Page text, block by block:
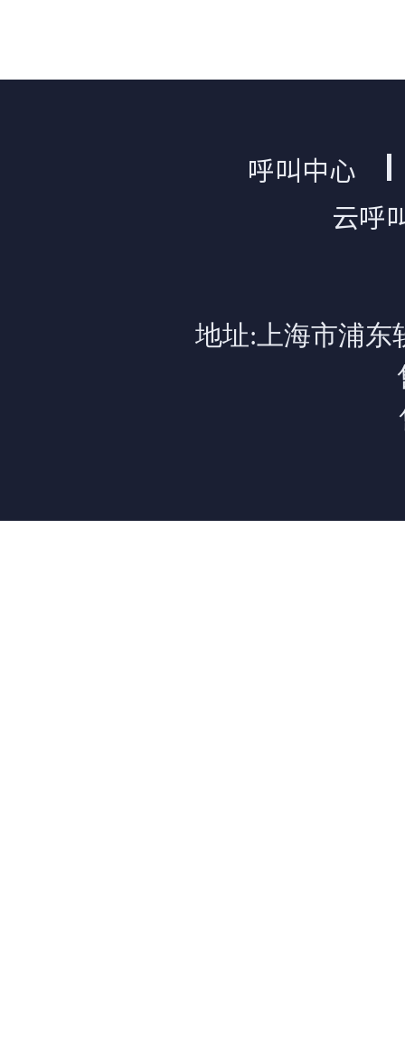
呼叫中心
云呼
地址:上海市浦东